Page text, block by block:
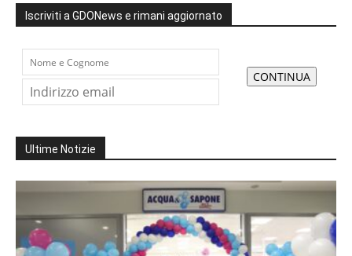
Iscriviti a GDONews e rimani aggiornato
Ultime Notizie